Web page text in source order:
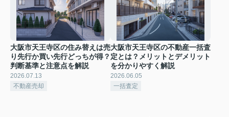
大阪市天王寺区の住み替えは売
り先行か買い先行どっちが得？
判断基準と注意点を解説
2026.07.13
不動産売却
大阪市天王寺区の不動産一括査
定とは？メリットとデメリット
を分かりやすく解説
2026.06.05
一括査定